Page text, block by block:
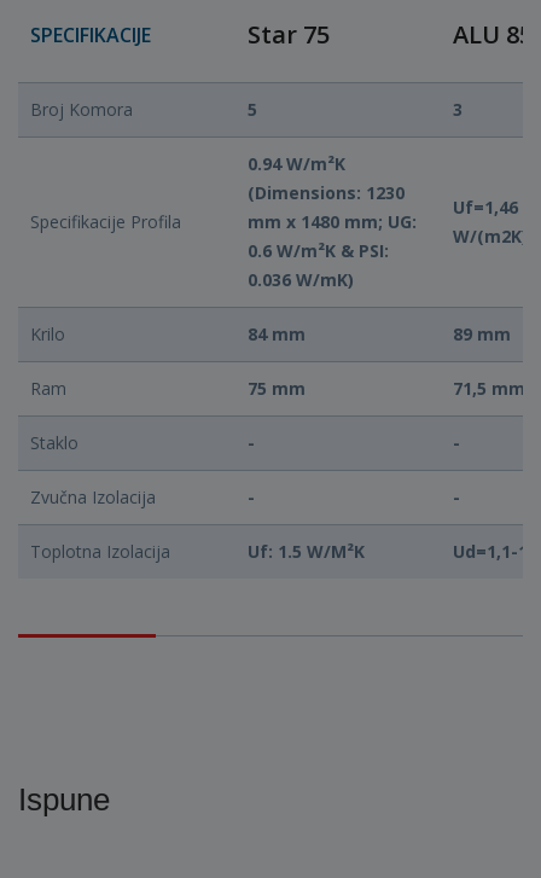
SPECIFIKACIJE Star 75 ALU 85
Broj Komora 5 3
Specifikacije Profila
0.94 W/m²K
(Dimensions: 1230
mm x 1480 mm; UG:
0.6 W/m²K & PSI:
0.036 W/mK)
Uf=1,46 ili
W/(m2K)
Krilo 84 mm 89 mm
Ram 75 mm 71,5 mm
Staklo - -
Zvučna Izolacija - -
Toplotna Izolacija Uf: 1.5 W/M²K Ud=1,1-
Ispune